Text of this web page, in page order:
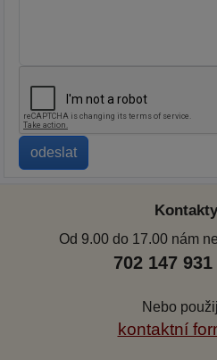
Kontakty
Od 9.00 do 17.00 nám
702 147
Nebo
kontaktní